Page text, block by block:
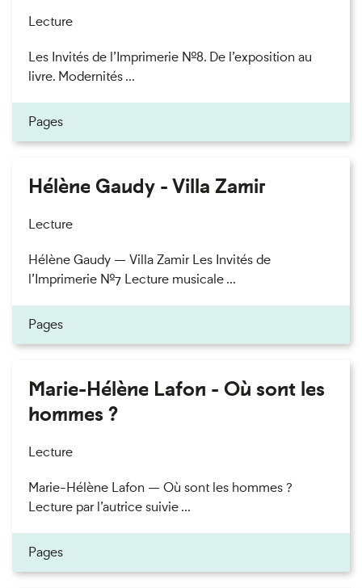
Lecture
Les Invités de l’Imprimerie n°8. De l’exposition au
livre. Modernités ...
Pages
Hélène Gaudy - Villa Zamir
Lecture
Hélène Gaudy — Villa Zamir Les Invités de
l’Imprimerie n°7 Lecture musicale ...
Pages
Marie-Hélène Lafon - Où sont les
hommes ?
Lecture
Marie-Hélène Lafon — Où sont les hommes ?
Lecture par l’autrice suivie ...
Pages